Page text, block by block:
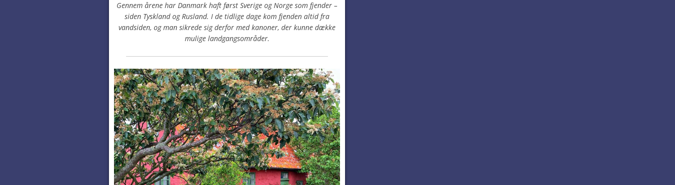
Gennem årene har Danmark haft først Sverige og Norge som fjender –
siden Tyskland og Rusland. I de tidlige dage kom fjenden altid fra
vandsiden, og man sikrede sig derfor med kanoner, der kunne dække
mulige landgangsområder.